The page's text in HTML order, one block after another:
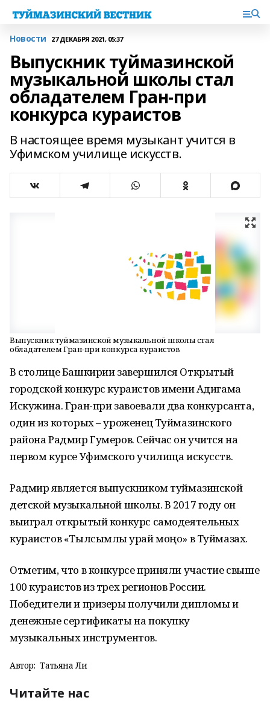
Новости 27 ДЕКАБРЯ 2021, 05:37
Выпускник туймазинской
музыкальной школы стал
обладателем Гран-при
конкурса кураистов
В настоящее время музыкант учится в
Уфимском училище искусств.
Выпускник туймазинской музыкальной школы стал
обладателем Гран-при конкурса кураистов
В столице Башкирии завершился Открытый
городской конкурс кураистов имени Адигама
Искужина. Гран-при завоевали два конкурсанта,
один из которых – уроженец Туймазинского
района Радмир Гумеров. Сейчас он учится на
первом курсе Уфимского училища искусств.
Радмир является выпускником туймазинской
детской музыкальной школы. В 2017 году он
выиграл открытый конкурс самодеятельных
кураистов «Тылсымлы ҡурай моңо» в Туймазах.
Отметим, что в конкурсе приняли участие свыше
100 кураистов из трех регионов России.
Победители и призеры получили дипломы и
денежные сертификаты на покупку
музыкальных инструментов.
Автор: Татьяна Ли
Читайте нас